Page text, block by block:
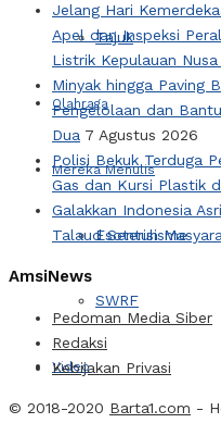
Tajuk
Olahraga
Mereka Menulis
Esoterisisme
SWRF
Video
Jelang Hari
Apel dan Inspeksi
Listrik Kepulauan
Minyak hingga Paving
Pengelolaan dan
Dua 7 Agustus 2026
Polisi Bekuk Terduga
Gas dan Kursi Plastik
Galakkan Indonesia
Talaud Sentuh
AmsiNews
Pedoman Media Siber
Redaksi
Kebijakan Privasi
© 2018-2020 Barta1.com -